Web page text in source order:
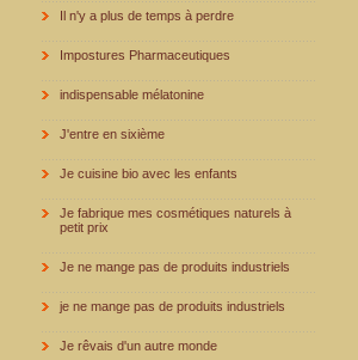
Il n'y a plus de temps à perdre
Impostures Pharmaceutiques
indispensable mélatonine
J'entre en sixième
Je cuisine bio avec les enfants
Je fabrique mes cosmétiques naturels à
petit prix
Je ne mange pas de produits industriels
je ne mange pas de produits industriels
Je rêvais d'un autre monde